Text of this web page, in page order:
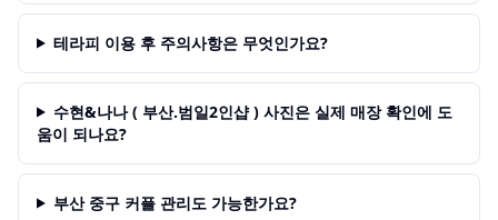
테라피 이용 후 주의사항은 무엇인가요?
수현&나나 ( 부산.범일2인샵 ) 사진은 실제 매장 확인에 도
움이 되나요?
부산 중구 커플 관리도 가능한가요?